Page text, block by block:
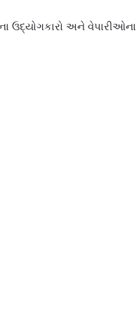
ઉદ્યોગકારો અને વેપારીઓના